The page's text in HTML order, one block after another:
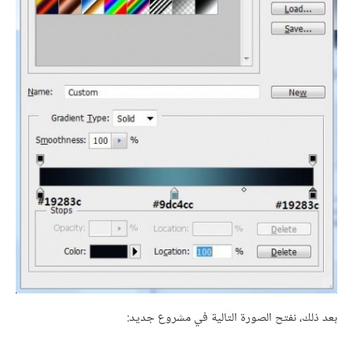
بعد ذلك، نفتح الصورة التالية في مشروع جديد: